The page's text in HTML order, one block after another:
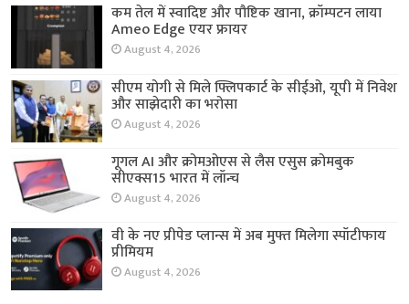
कम तेल में स्वादिष्ट और पौष्टिक खाना, क्रॉम्पटन लाया
Ameo Edge एयर फ्रायर
August 4, 2026
सीएम योगी से मिले फ्लिपकार्ट के सीईओ, यूपी में निवेश
और साझेदारी का भरोसा
August 4, 2026
गूगल AI और क्रोमओएस से लैस एसुस क्रोमबुक
सीएक्स15 भारत में लॉन्च
August 4, 2026
वी के नए प्रीपेड प्लान्स में अब मुफ्त मिलेगा स्पॉटीफाय
प्रीमियम
August 4, 2026